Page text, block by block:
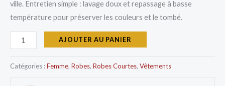
ville. Entretien simple : lavage doux et repassage à basse
température pour préserver les couleurs et le tombé.
AJOUTER AU PANIER
Catégories :Femme, Robes, Robes Courtes, Vêtements